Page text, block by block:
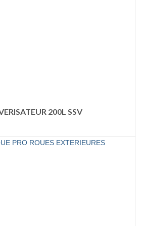
200L SSV